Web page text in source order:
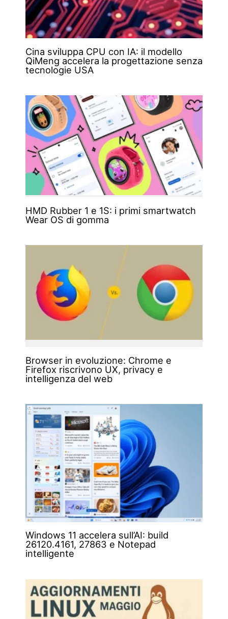
Cina sviluppa CPU con IA: il modello
QiMeng accelera la progettazione senza
tecnologie USA
HMD Rubber 1 e 1S: i primi smartwatch
Wear OS di gomma
Browser in evoluzione: Chrome e
Firefox riscrivono UX, privacy e
intelligenza del web
Windows 11 accelera sull’AI: build
26120.4161, 27863 e Notepad
intelligente